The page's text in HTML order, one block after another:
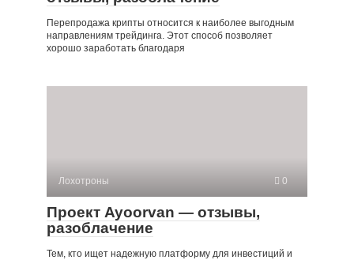
Перепродажа крипты относится к наиболее выгодным
направлениям трейдинга. Этот способ позволяет
хорошо заработать благодаря
Лохотроны 0
Проект Ayoorvan — отзывы,
разоблачение
Тем, кто ищет надежную платформу для инвестиций и